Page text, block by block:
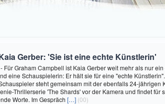
Gerber: 'Sie ist eine echte Künstlerin'
Für Graham Campbell ist Kaia Gerber weit mehr als nur
eine Schauspielerin: Er hält sie für eine "echte
steht gemeinsam mit der ebenfalls 24-jährigen
Thrillerserie 'The Shards' vor der Kamera und findet für
Worte. Im Gespräch […] (00)